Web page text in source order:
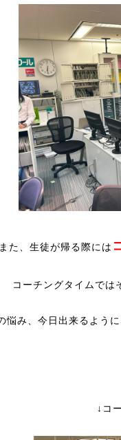
た、生徒が帰る際には
コーチングタイムでは
悩み、今日出来るよう
↓コ